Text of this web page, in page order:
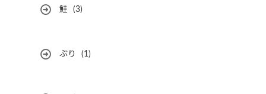
鮭 (3)
ぶり (1)